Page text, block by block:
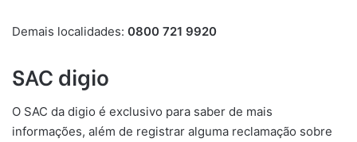
Demais localidades: 0800 721 9920
SAC digio
O SAC da digio é exclusivo para saber de mais
informações, além de registrar alguma reclamação sobre